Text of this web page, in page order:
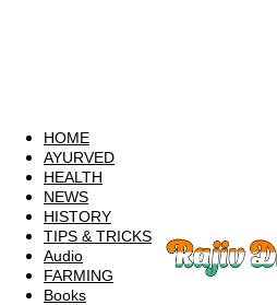
HOME
AYURVED
HEALTH
NEWS
HISTORY
TIPS & TRICKS
Audio
FARMING
Books